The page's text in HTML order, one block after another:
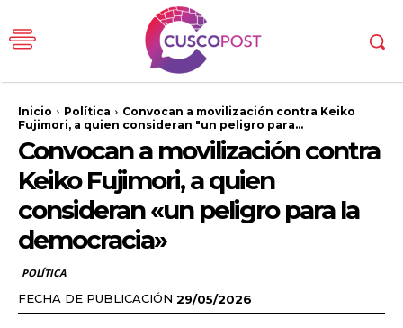
Inicio Política
Convocan a movilización contra Keiko
Fujimori, a quien consideran "un peligro para...
Convocan a movilización contra
Keiko Fujimori, a quien
consideran «un peligro para la
democracia»
POLÍTICA
FECHA DE PUBLICACIÓN 29/05/2026